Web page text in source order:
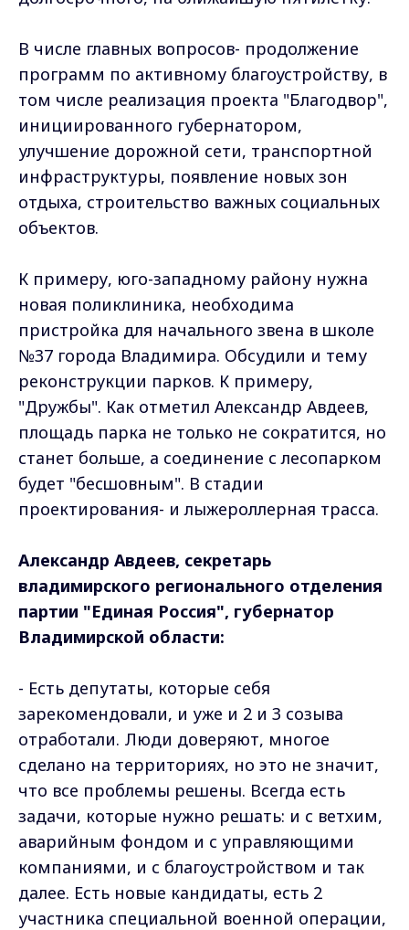
В числе главных вопросов- продолжение
программ по активному благоустройству, в
том числе реализация проекта "Благодвор",
инициированного губернатором,
улучшение дорожной сети, транспортной
инфраструктуры, появление новых зон
отдыха, строительство важных социальных
объектов.
К примеру, юго-западному району нужна
новая поликлиника, необходима
пристройка для начального звена в школе
№37 города Владимира. Обсудили и тему
реконструкции парков. К примеру,
"Дружбы". Как отметил Александр Авдеев,
площадь парка не только не сократится, но
станет больше, а соединение с лесопарком
будет "бесшовным". В стадии
проектирования- и лыжероллерная трасса.
Александр Авдеев, секретарь
владимирского регионального отделения
партии "Единая Россия", губернатор
Владимирской области:
- Есть депутаты, которые себя
зарекомендовали, и уже и 2 и 3 созыва
отработали. Люди доверяют, многое
сделано на территориях, но это не значит,
что все проблемы решены. Всегда есть
задачи, которые нужно решать: и с ветхим,
аварийным фондом и с управляющими
компаниями, и с благоустройством и так
далее. Есть новые кандидаты, есть 2
участника специальной военной операции,